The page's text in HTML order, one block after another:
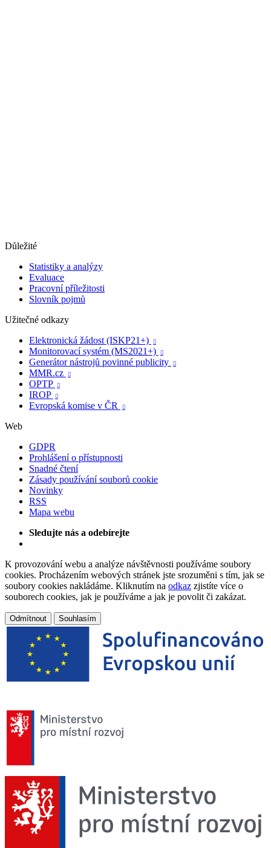
Důležité
Statistiky a analýzy
Evaluace
Pracovní příležitosti
Slovník pojmů
Užitečné odkazy
Elektronická žádost (ISKP21+)

Monitorovací systém (MS2021+) 
Generátor nástrojů povinné publicity 
MMR.cz 
OPTP 
IROP 
Evropská komise v ČR 
Web
GDPR
Prohlášení o přístupnosti
Snadné čtení
Zásady používání souborů cookie
Novinky
RSS
Mapa webu
Sledujte nás a odebírejte
K provozování webu a analýze návštěvnosti používáme soubory
cookies. Procházením webových stránek jste srozuměni s tím, jak se
soubory cookies nakládáme. Kliknutím na odkaz zjistíte více o
souborech cookies, jak je používáme a jak je povolit či zakázat.
Odmítnout Souhlasím